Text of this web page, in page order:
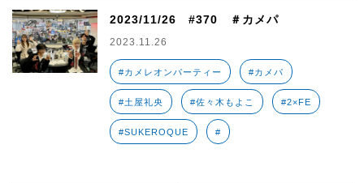
2023/11/26 #370 ＃カメパ
2023.11.26
#カメレオンパーティー #カメパ
#土屋礼央 #佐々木もよこ #2×FE
#SUKEROQUE #